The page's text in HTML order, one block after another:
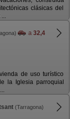
clásicas del
a 32,4
de uso turístico
la Iglesia parroquial
(Tarragona)